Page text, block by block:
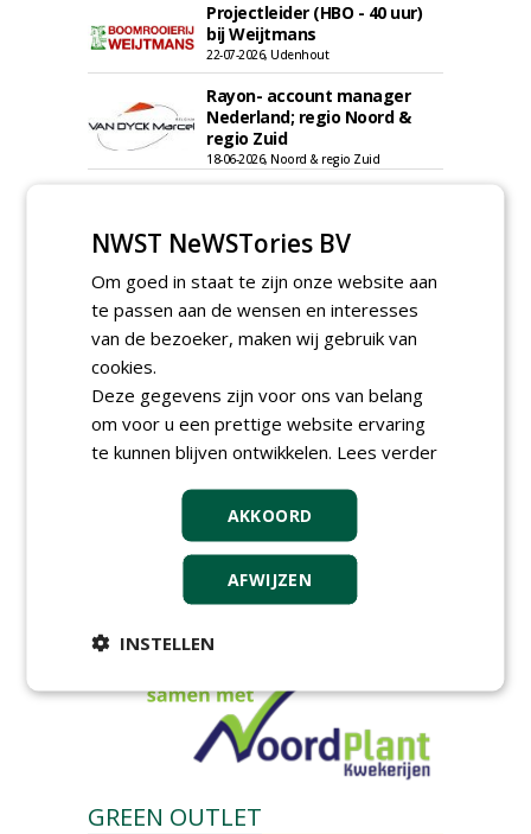
Projectleider (HBO - 40 uur)
bij Weijtmans
22-07-2026, Udenhout
Rayon- account manager
Nederland; regio Noord &
regio Zuid
18-06-2026, Noord & regio Zuid
04-05-2026
Proefveldmedewerker/
Chauffeur
landbouwmachines bij DSV
zaden Nederland B.V.
Kasmedewerker (fulltime) bij
DSV zaden Nederland B.V.
06-08-2026, Ven-Zelderheide
magazijnmedewerker
(fulltime) bij DSV zaden
Nederland B.V.
06-08-2026, Ven Zelderheide
meer Groene Banen
GREEN OUTLET
NWST NeWSTories BV
Om goed in staat te zijn onze website aan
te passen aan de wensen en interesses
van de bezoeker, maken wij gebruik van
cookies.
Deze gegevens zijn voor ons van belang
om voor u een prettige website ervaring
te kunnen blijven ontwikkelen. Lees verder
AKKOORD
AFWIJZEN
INSTELLEN